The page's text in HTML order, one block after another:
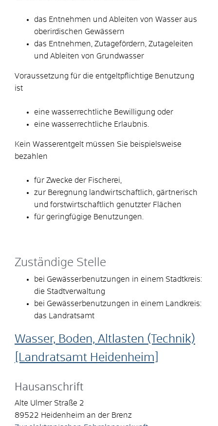
das Entnehmen und Ableiten von Wasser aus
oberirdischen Gewässern
das Entnehmen, Zutagefördern, Zutageleiten
und Ableiten von Grundwasser
Voraussetzung für die entgeltpflichtige Benutzung
ist
eine wasserrechtliche Bewilligung oder
eine wasserrechtliche Erlaubnis.
Kein Wasserentgelt müssen Sie beispielsweise
bezahlen
für Zwecke der Fischerei,
zur Beregnung landwirtschaftlich, gärtnerisch
und forstwirtschaftlich genutzter Flächen
für geringfügige Benutzungen.
Zuständige Stelle
bei Gewässerbenutzungen in einem Stadtkreis:
die Stadtverwaltung
bei Gewässerbenutzungen in einem Landkreis:
das Landratsamt
Wasser, Boden, Altlasten (Technik)
[Landratsamt Heidenheim]
Hausanschrift
Alte Ulmer Straße 2
89522 Heidenheim an der Brenz